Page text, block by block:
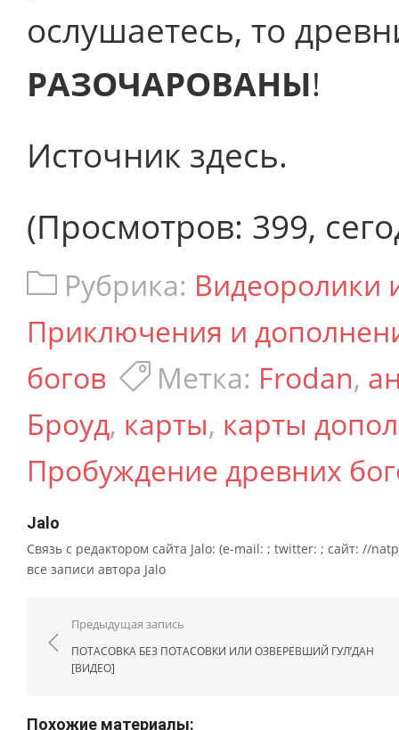
ослушаетесь, то
РАЗОЧАРОВАНЫ!
Источник здесь.
(Просмотров: 399,
Рубрика: Видеоролики
Приключения и
богов
Метка: Frodan,
Броуд, карты, карты
Пробуждение древних
Jalo
Связь с редактором сайта Jalo: (e-mail: ; twitter: ; сайт: //
все записи автора Jalo
Навигация по записям
Предыдущая запись
ПОТАСОВКА БЕЗ ПОТАСОВКИ ИЛИ ОЗВЕРЕВШИЙ ГУЛ’ДАН
[ВИДЕО]
Похожие материалы: